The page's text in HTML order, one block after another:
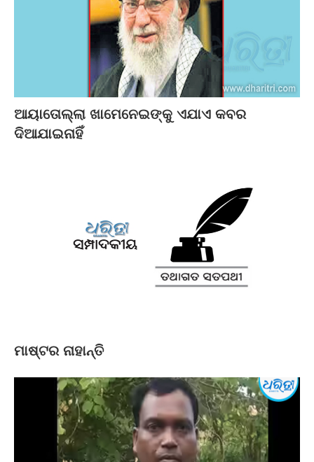
ଆୟାତୋଲ୍ଲା ଖାମେନେଇଙ୍କୁ ଏଯାଏ କବର
ଦିଆଯାଇନାହିଁ
ମାଷ୍ଟର ନାହାନ୍ତି